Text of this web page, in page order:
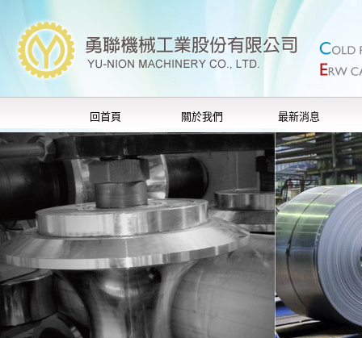
回首頁 關於我們 最新消息